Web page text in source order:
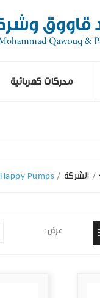
محركات كهربائية
الشركة Happy Pumps
عرض: